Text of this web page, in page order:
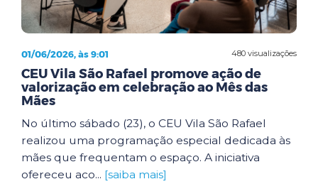
480 visualizações
01/06/2026, às 9:01
CEU Vila São Rafael promove ação de
valorização em celebração ao Mês das
Mães
No último sábado (23), o CEU Vila São Rafael
realizou uma programação especial dedicada às
mães que frequentam o espaço. A iniciativa
ofereceu aco... [saiba mais]